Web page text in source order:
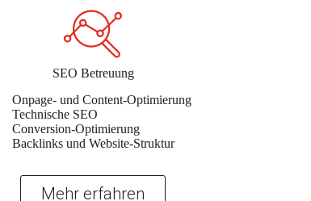
SEO Betreuung
Onpage- und Content-Optimierung
Technische SEO
Conversion-Optimierung
Backlinks und Website-Struktur
Mehr erfahren